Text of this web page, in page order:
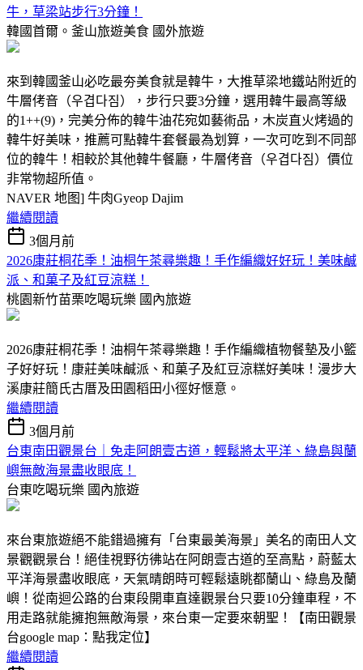
牛，草梁站步行3分鐘！
韓國首爾。釜山旅遊美食 國外旅遊
來到韓國釜山必吃最夯美食就是韓牛，大推草梁地鐵站附近的
牛層侤音（우겹다짐），步行只要3分鐘，選用韓牛最高等級
的1++(9)，完美分佈的韓牛油花宛如藝術品，木炭直火烤過的
韓牛好美味，推薦可點韓牛套餐最為划算，一次可吃到不同部
位的韓牛！相較於其他韓牛餐廳，牛層侤音（우겹다짐）價位
非常物超所值。
NAVER 地图] 牛肉Gyeop Dajim
繼續閱讀
3個月前
2026康莊桐花季！油桐午茶尋樂趣！手作編織好好玩！美味鹹
派、和菓子及紅豆涼糕！
桃園新竹苗栗吃喝玩樂 國內旅遊
2026康莊桐花季！油桐午茶尋樂趣！手作編織植物餐墊及小籃
子好好玩！康莊美味鹹派、和菓子及紅豆涼糕好美味！漫步大
溪康莊簡氏古厝及田園稻田小徑好愜意。
繼續閱讀
3個月前
台東南田觀景台｜免走阿朗壹古道，輕鬆將太平洋、綠島與蘭
嶼無敵海景盡收眼底！
台東吃喝玩樂 國內旅遊
來台東旅遊絕不能錯過擁有「台東最美海景」美名的南田人文
景觀觀景台！絕佳視野彷彿站在阿朗壹古道的至高點，蔚藍太
平洋海景盡收眼底，天氣晴朗時可輕鬆遠眺都蘭山、綠島及蘭
嶼！從南迴公路的台東段開車直達觀景台只要10分鐘車程，不
用走路就能擁抱無敵海景，來台東一定要來朝聖！【南田觀景
台google map：點我定位】
繼續閱讀